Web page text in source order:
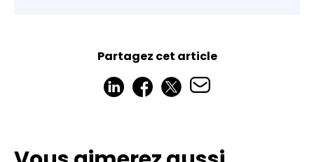
Partagez cet article